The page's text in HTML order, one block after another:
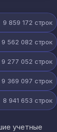
9 859 172 строк
9 562 082 строк
9 277 052 строк
9 369 097 строк
8 941 653 строк
учетные